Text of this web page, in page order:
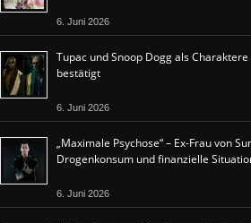
6. Juni 2026
Tupac und Snoop Dogg als
bestätigt
6. Juni 2026
„Maximale Psychose“ – Ex-Frau von
Drogenkonsum und finanzielle
6. Juni 2026